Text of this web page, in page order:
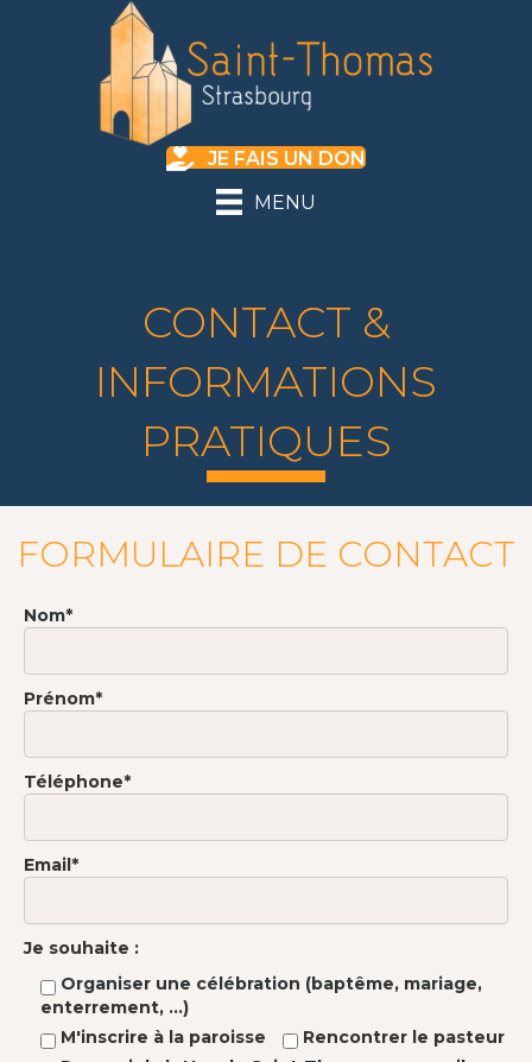
JE FAIS UN DON
MENU
CONTACT &
INFORMATIONS
PRATIQUES
FORMULAIRE DE CONTACT
Nom*
Prénom*
Téléphone*
Email*
Je souhaite :
Organiser une célébration (baptême, mariage,
enterrement, ...)
M'inscrire à la paroisse
Rencontrer le pasteur